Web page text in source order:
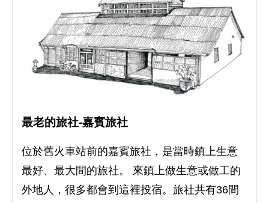
最老的旅社-嘉賓旅社
位於舊火車站前的嘉賓旅社，是當時鎮上生意
最好、最大間的旅社。 來鎮上做生意或做工的
外地人，很多都會到這裡投宿。旅社共有36間